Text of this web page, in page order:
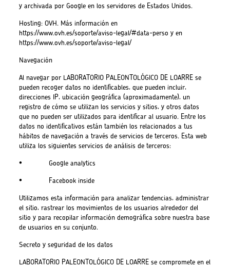
y archivada por Google en los servidores de Estados Unidos.
Hosting: OVH. Más información en
https://www.ovh.es/soporte/aviso-legal/#data-perso y en
https://www.ovh.es/soporte/aviso-legal/
Navegación
Al navegar por LABORATORIO PALEONTOLÓGICO DE LOARRE se
pueden recoger datos no identificables, que pueden incluir,
direcciones IP, ubicación geográfica (aproximadamente), un
registro de cómo se utilizan los servicios y sitios, y otros datos
que no pueden ser utilizados para identificar al usuario. Entre los
datos no identificativos están también los relacionados a tus
hábitos de navegación a través de servicios de terceros. Esta web
utiliza los siguientes servicios de análisis de terceros:
• Google analytics
• Facebook inside
Utilizamos esta información para analizar tendencias, administrar
el sitio, rastrear los movimientos de los usuarios alrededor del
sitio y para recopilar información demográfica sobre nuestra base
de usuarios en su conjunto.
Secreto y seguridad de los datos
LABORATORIO PALEONTOLÓGICO DE LOARRE se compromete en el